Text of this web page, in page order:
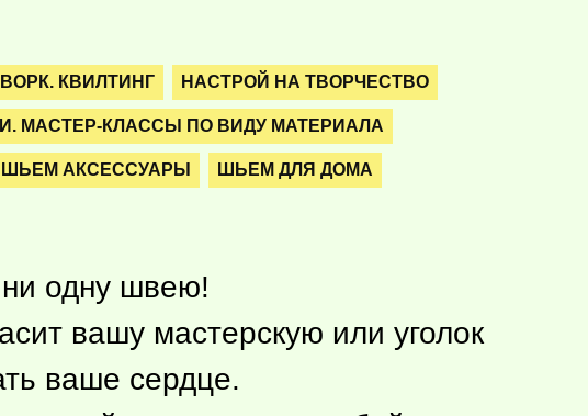
КВИЛТИНГ НАСТРОЙ НА ТВОРЧЕСТВО
МАСТЕР-КЛАССЫ ПО ВИДУ МАТЕРИАЛА
ШЬЕМ АКСЕССУАРЫ ШЬЕМ ДЛЯ ДОМА
одну швею!
вашу мастерскую или уголок
ваше сердце.